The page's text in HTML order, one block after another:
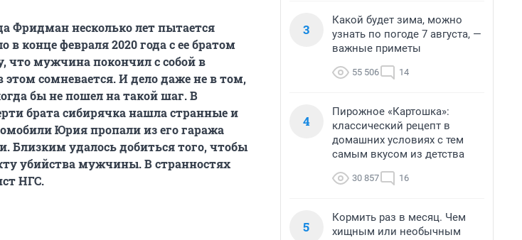
Фридман несколько лет пытается
конце февраля 2020 года с ее братом
мужчина покончил с собой в
этом сомневается. И дело даже не в том,
бы не пошел на такой шаг. В
брата сибирячка нашла странные и
Юрия пропали из его гаража
Близким удалось добиться того, чтобы
убийства мужчины. В странностях
НГС.
3
Какой будет зима, можно
узнать по погоде 7 августа, —
важные приметы
55 506 14
4
Пирожное «Картошка»:
классический рецепт в
домашних условиях с тем
самым вкусом из детства
30 857 16
5
Кормить раз в месяц. Чем
хищным или необычным